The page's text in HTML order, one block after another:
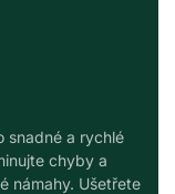
snadné a rychlé
chyby a
námahy. Ušetřete